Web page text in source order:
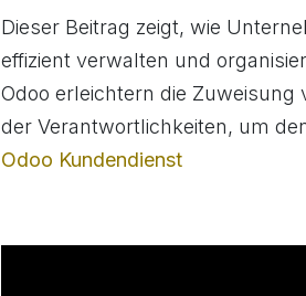
Dieser Beitrag zeigt, wie
effizient verwalten und
Odoo erleichtern die
der Verantwortlichkeiten, um
Odoo Kundendienst